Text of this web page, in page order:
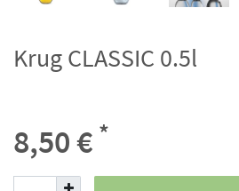
Krug CLASSIC 0.5l
8,50 € *